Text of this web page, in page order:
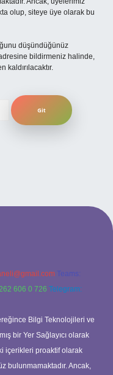
olup, siteye üye olarak bu
düşündüğünüz
bildirmeniz halinde,
Teams:
606 0 726 Telegram:
Bilgi Teknolojileri ve
bir Yer Sağlayıcı olarak
içerikleri proaktif olarak
bulunmamaktadır. Ancak,